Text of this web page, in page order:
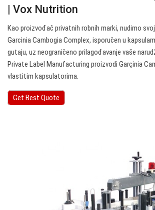
| Vox Nutrition
Kao proizvođač privatnih robnih marki, nudimo
Garcinia Cambogia Complex, isporučen u
gutaju, uz neograničeno prilagođavanje vaše
Private Label Manufacturing proizvodi Garçinia
vlastitim kapsulatorima.
Get Best Quote